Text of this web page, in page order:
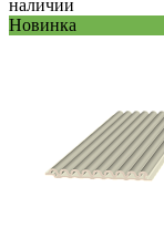
наличии
Новинка